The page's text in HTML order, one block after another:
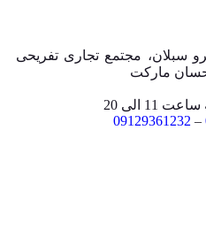
سبلان، مجتمع تجاری تفریحی
11 الی 20
–
09129361232